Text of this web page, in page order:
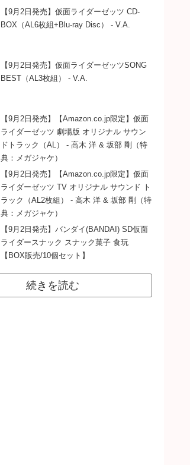
【9月2日発売】仮面ライダーゼッツ CD-
BOX（AL6枚組+Blu-ray Disc） - V.A.
【9月2日発売】仮面ライダーゼッツSONG
BEST（AL3枚組） - V.A.
【9月2日発売】【Amazon.co.jp限定】仮面
ライダーゼッツ 劇場版 オリジナル サウン
ドトラック（AL） - 高木 洋 & 坂部 剛（特
典：メガジャケ）
【9月2日発売】【Amazon.co.jp限定】仮面
ライダーゼッツ TV オリジナル サウンド ト
ラック（AL2枚組） - 高木 洋 & 坂部 剛（特
典：メガジャケ）
【9月2日発売】バンダイ(BANDAI) SD仮面
ライダースナック スナック菓子 食玩
【BOX販売/10個セット】
続きを読む